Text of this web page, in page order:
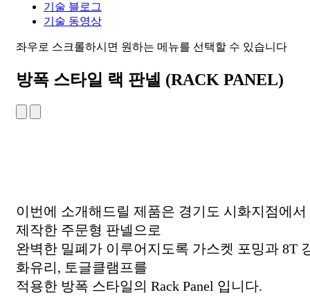
기술 블로그
기술 동영상
좌우로 스크롤하시면 원하는 메뉴를 선택할 수 있습니다
방폭 스타일 랙 판넬 (RACK PANEL)
이번에 소개해드릴 제품은 경기도 시화지점에서
제작한 주문형 판넬으로
완벽한 밀폐가 이루어지도록 가스켓 포밍과 8T
화유리, 토글클램프를
적용한 방폭 스타일의 Rack Panel 입니다.